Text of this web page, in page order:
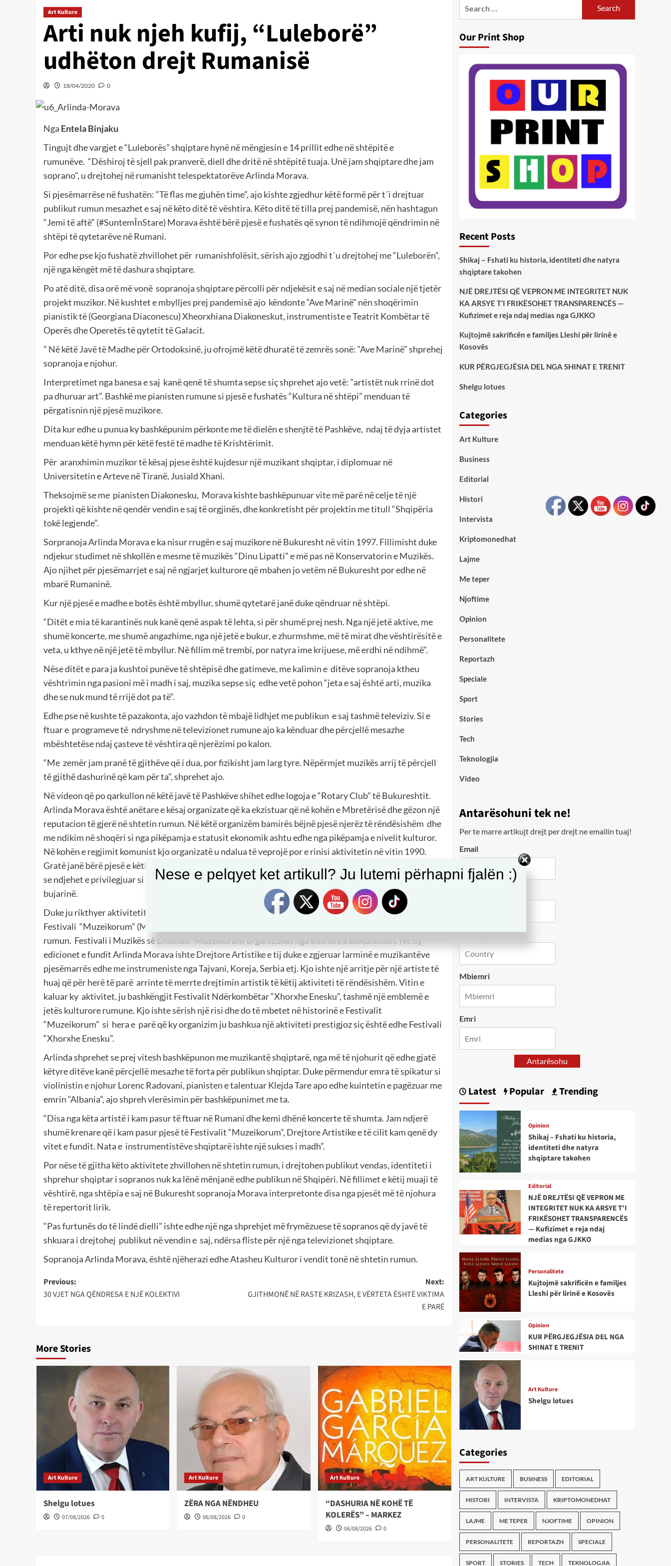
Art Kulture
Arti nuk njeh kufij, “Luleborë”
udhëton drejt Rumanisë
18/04/2020 0
Nga Entela Binjaku
Tingujt dhe vargjet e “Luleborës” shqiptare hynë në mëngjesin e 14 prillit edhe në shtëpitë e
rumunëve. “Dëshiroj të sjell pak pranverë, diell dhe dritë në shtëpitë tuaja. Unë jam shqiptare dhe jam
soprano”, u drejtohej në rumanisht telespektatorëve Arlinda Morava.
Si pjesëmarrëse në fushatën: “Të flas me gjuhën time”, ajo kishte zgjedhur këtë formë për t´i drejtuar
publikut rumun mesazhet e saj në këto ditë të vështira. Këto ditë të tilla prej pandemisë, nën hashtagun
“Jemi të aftë” (#SuntemÎnStare) Morava është bërë pjesë e fushatës që synon të ndihmojë qëndrimin në
shtëpi të qytetarëve në Rumani.
Por edhe pse kjo fushatë zhvillohet për rumanishfolësit, sërish ajo zgjodhi t´u drejtohej me “Luleborën”,
një nga këngët më të dashura shqiptare.
Po atë ditë, disa orë më vonë sopranoja shqiptare përcolli për ndjekësit e saj në median sociale një tjetër
projekt muzikor. Në kushtet e mbylljes prej pandemisë ajo këndonte “Ave Marinë” nën shoqërimin
pianistik të (Georgiana Diaconescu) Xheorxhiana Diakoneskut, instrumentiste e Teatrit Kombëtar të
Operës dhe Operetës të qytetit të Galacit.
” Në këtë Javë të Madhe për Ortodoksinë, ju ofrojmë këtë dhuratë të zemrës sonë: “Ave Marinë” shprehej
sopranoja e njohur.
Interpretimet nga banesa e saj kanë qenë të shumta sepse siç shprehet ajo vetë: “artistët nuk rrinë dot
pa dhuruar art”. Bashkë me pianisten rumune si pjesë e fushatës “Kultura në shtëpi” menduan të
përgatisnin një pjesë muzikore.
Dita kur edhe u punua ky bashkëpunim përkonte me të dielën e shenjtë të Pashkëve, ndaj të dyja artistet
menduan këtë hymn për këtë festë të madhe të Krishtërimit.
Për aranxhimin muzikor të kësaj pjese është kujdesur një muzikant shqiptar, i diplomuar në
Universitetin e Arteve në Tiranë, Jusiald Xhani.
Theksojmë se me pianisten Diakonesku, Morava kishte bashkëpunuar vite më parë në celje të një
projekti që kishte në qendër vendin e saj të orgjinës, dhe konkretisht për projektin me titull “Shqipëria
tokë legjende”.
Sorpranoja Arlinda Morava e ka nisur rrugën e saj muzikore në Bukuresht në vitin 1997. Fillimisht duke
ndjekur studimet në shkollën e mesme të muzikës “Dinu Lipatti” e më pas në Konservatorin e Muzikës.
Ajo njihet për pjesëmarrjet e saj në ngjarjet kulturore që mbahen jo vetëm në Bukuresht por edhe në
mbarë Rumaninë.
Kur një pjesë e madhe e botës është mbyllur, shumë qytetarë janë duke qëndruar në shtëpi.
“Ditët e mia të karantinës nuk kanë qenë aspak të lehta, si për shumë prej nesh. Nga një jetë aktive, me
shumë koncerte, me shumë angazhime, nga një jetë e bukur, e zhurmshme, më të mirat dhe vështirësitë e
veta, u kthye në një jetë të mbyllur. Në fillim më trembi, por natyra ime krijuese, më erdhi në ndihmë”.
Nëse ditët e para ja kushtoi punëve të shtëpisë dhe gatimeve, me kalimin e ditëve sopranoja ktheu
vështrimin nga pasioni më i madh i saj, muzika sepse siç edhe vetë pohon “jeta e saj është arti, muzika
dhe se nuk mund të rrijë dot pa të”.
Edhe pse në kushte të pazakonta, ajo vazhdon të mbajë lidhjet me publikun e saj tashmë televiziv. Si e
ftuar e programeve të ndryshme në televizionet rumune ajo ka kënduar dhe përcjellë mesazhe
mbështetëse ndaj çasteve të vështira që njerëzimi po kalon.
“Me zemër jam pranë të gjithëve që i dua, por fizikisht jam larg tyre. Nëpërmjet muzikës arrij të përcjell
të gjithë dashurinë që kam për ta”, shprehet ajo.
Në videon që po qarkullon në këtë javë të Pashkëve shihet edhe logoja e “Rotary Club” të Bukureshtit.
Arlinda Morava është anëtare e kësaj organizate që ka ekzistuar që në kohën e Mbretërisë dhe gëzon një
reputacion të gjerë në shtetin rumun. Në këtë organizëm bamirës bëjnë pjesë njerëz të rëndësishëm dhe
me ndikim në shoqëri si nga pikëpamja e statusit ekonomik ashtu edhe nga pikëpamja e nivelit kulturor.
Në kohën e regjimit komunist kjo organizatë u ndalua të veprojë por e rinisi aktivitetin në vitin 1990.
Gratë janë bërë pjesë e këtij klubi në vitin 2000.
se ndjehet e privilegjuar si e para shqiptare pjesë e këtij klubi botëror që ka në themel humanizmin dhe
bujarinë.
Duke ju rikthyer aktivitetit të saj artistik një ndër aktivitetet ku është edhe firma e saj është edhe
Festivali “Muzeikorum” (Museicorum) një aktivitet që ka ngjallur mjaft jetën muzeale të kryeqytetit
rumun. Festivali i Muzikës së Dhomës “Muzeikorum”organizohet nga Bashkia e Bukureshtit. Në dy
edicionet e fundit Arlinda Morava ishte Drejtore Artistike e tij duke e zgjeruar larminë e muzikantëve
pjesëmarrës edhe me instrumeniste nga Tajvani, Koreja, Serbia etj. Kjo ishte një arritje për një artiste të
huaj që për herë të parë arrinte të merrte drejtimin artistik të këtij aktiviteti të rëndësishëm. Vitin e
kaluar ky aktivitet, ju bashkëngjit Festivalit Ndërkombëtar “Xhorxhe Enesku”, tashmë një emblemë e
jetës kulturore rumune. Kjo ishte sërish një risi dhe do të mbetet në historinë e Festivalit
“Muzeikorum” si hera e parë që ky organizim ju bashkua një aktiviteti prestigjoz siç është edhe Festivali
“Xhorxhe Enesku”.
Arlinda shprehet se prej vitesh bashkëpunon me muzikantë shqiptarë, nga më të njohurit që edhe gjatë
këtyre ditëve kanë përcjellë mesazhe të forta për publikun shqiptar. Duke përmendur emra të spikatur si
violinistin e njohur Lorenc Radovani, pianisten e talentuar Klejda Tare apo edhe kuintetin e pagëzuar me
emrin “Albania”, ajo shpreh vlerësimin për bashkëpunimet me ta.
“Disa nga këta artistë i kam pasur të ftuar në Rumani dhe kemi dhënë koncerte të shumta. Jam ndjerë
shumë krenare që i kam pasur pjesë të Festivalit “Muzeikorum”, Drejtore Artistike e të cilit kam qenë dy
vitet e fundit. Nata e instrumentistëve shqiptarë ishte një sukses i madh”.
Por nëse të gjitha këto aktivitete zhvillohen në shtetin rumun, i drejtohen publikut vendas, identiteti i
shprehur shqiptar i sopranos nuk ka lënë mënjanë edhe publikun në Shqipëri. Në fillimet e këtij muaji të
vështirë, nga shtëpia e saj në Bukuresht sopranoja Morava interpretonte disa nga pjesët më të njohura
të repertorit lirik.
“Pas furtunës do të lindë dielli” ishte edhe një nga shprehjet më frymëzuese të sopranos që dy javë të
shkuara i drejtohej publikut në vendin e saj, ndërsa fliste për një nga televizionet shqiptare.
Sopranoja Arlinda Morava, është njëherazi edhe Atasheu Kulturor i vendit tonë në shtetin rumun.
Post
navigation
Previous:
30 VJET NGA QËNDRESA E NJË KOLEKTIVI
Next:
GJITHMONË NË RASTE KRIZASH, E VËRTETA ËSHTË VIKTIMA
E PARË
More Stories
Art Kulture
Shelgu lotues
07/08/2026 0
Art Kulture
ZËRA NGA NËNDHEU
06/08/2026 0
Art Kulture
“DASHURIA NË KOHË TË
KOLERËS” – MARKEZ
06/08/2026 0
Our Print Shop
Recent Posts
Shikaj – Fshati ku historia, identiteti dhe natyra
shqiptare takohen
NJË DREJTËSI QË VEPRON ME INTEGRITET NUK
KA ARSYE T’I FRIKËSOHET TRANSPARENCËS —
Kufizimet e reja ndaj medias nga GJKKO
Kujtojmë sakrificën e familjes Lleshi për lirinë e
Kosovës
KUR PËRGJEGJËSIA DEL NGA SHINAT E TRENIT
Shelgu lotues
Categories
Art Kulture
Business
Editorial
Histori
Intervista
Kriptomonedhat
Lajme
Me teper
Njoftime
Opinion
Personalitete
Reportazh
Speciale
Sport
Stories
Tech
Teknologjia
Video
Antarësohuni tek ne!
Per te marre artikujt drejt per drejt ne emailin tuaj!
Email
Country
Mbiemri
Emri
Antarësohu
Latest Popular Trending
Opinion
Shikaj – Fshati ku historia,
identiteti dhe natyra
shqiptare takohen
Editorial
NJË DREJTËSI QË VEPRON ME
INTEGRITET NUK KA ARSYE T’I
FRIKËSOHET TRANSPARENCËS
— Kufizimet e reja ndaj
medias nga GJKKO
Personalitete
Kujtojmë sakrificën e familjes
Lleshi për lirinë e Kosovës
Opinion
KUR PËRGJEGJËSIA DEL NGA
SHINAT E TRENIT
Art Kulture
Shelgu lotues
Categories
ART KULTURE BUSINESS EDITORIAL
HISTORI INTERVISTA KRIPTOMONEDHAT
LAJME ME TEPER NJOFTIME OPINION
PERSONALITETE REPORTAZH SPECIALE
SPORT STORIES TECH TEKNOLOGJIA
Nese e pelqyet ket artikull? Ju lutemi përhapni fjalën :)